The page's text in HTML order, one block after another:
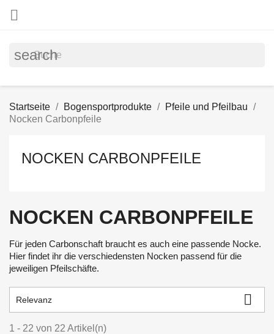

search
Startseite Bogensportprodukte
Pfeile und Pfeilbau
Nocken Carbonpfeile
NOCKEN CARBONPFEILE
NOCKEN CARBONPFEILE
Für jeden Carbonschaft braucht es auch eine passende Nocke.
Hier findet ihr die verschiedensten Nocken passend für die
jeweiligen Pfeilschäfte.
Relevanz 
1 - 22 von 22 Artikel(n)